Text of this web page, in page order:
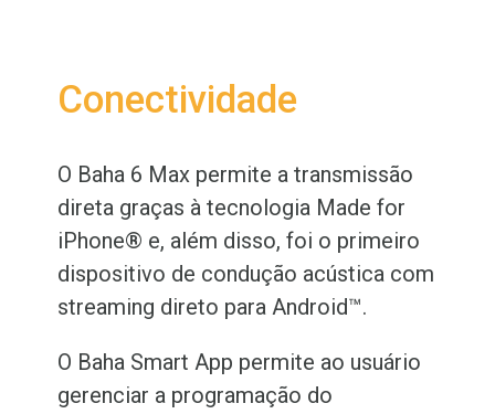
Conectividade
O Baha 6 Max permite a transmissão
direta graças à tecnologia Made for
iPhone® e, além disso, foi o primeiro
dispositivo de condução acústica com
streaming direto para Android™.
O Baha Smart App permite ao usuário
gerenciar a programação do